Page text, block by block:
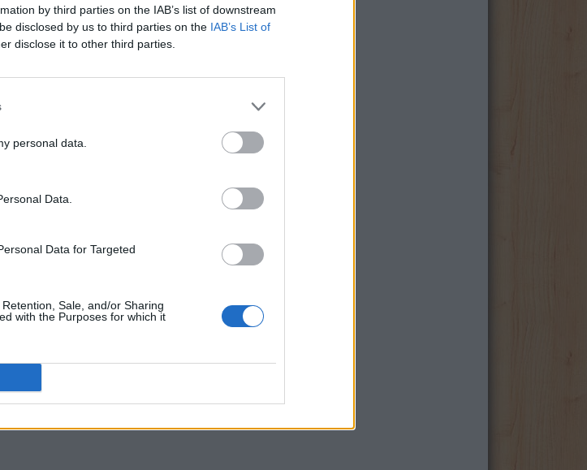
by third parties on the IAB’s list of downstream
disclosed by us to third parties on the IAB’s List of
disclose it to other third parties.
personal data.
Data.
Data for Targeted
Sale, and/or Sharing
with the Purposes for which it